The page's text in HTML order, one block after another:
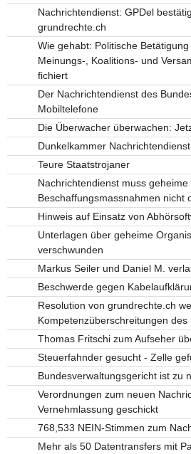
Nachrichtendienst: GPDel
grundrechte.ch
Wie gehabt: Politische
Meinungs-, Koalitions- und
fichiert
Der Nachrichtendienst des
Mobiltelefone
Die Überwacher überwachen:
Dunkelkammer Nachrichtendienst
Teure Staatstrojaner
Nachrichtendienst muss geheime
Beschaffungsmassnahmen nicht
Hinweis auf Einsatz von
Unterlagen über geheime
verschwunden
Markus Seiler und Daniel M.
Beschwerde gegen
Resolution von grundrechte.ch
Kompetenzüberschreitungen des
Thomas Fritschi zum Aufseher
Steuerfahnder gesucht - Zelle
Bundesverwaltungsgericht ist zu
Verordnungen zum neuen
Vernehmlassung geschickt
768,533 NEIN-Stimmen zum
Mehr als 50 Datentransfers mit